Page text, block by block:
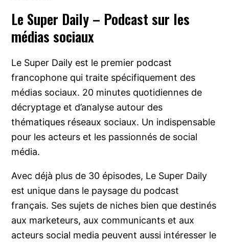
Le Super Daily – Podcast sur les
médias sociaux
Le Super Daily est le premier podcast
francophone qui traite spécifiquement des
médias sociaux. 20 minutes quotidiennes de
décryptage et d’analyse autour des
thématiques réseaux sociaux. Un indispensable
pour les acteurs et les passionnés de social
média.
Avec déjà plus de 30 épisodes, Le Super Daily
est unique dans le paysage du podcast
français. Ses sujets de niches bien que destinés
aux marketeurs, aux communicants et aux
acteurs social media peuvent aussi intéresser le